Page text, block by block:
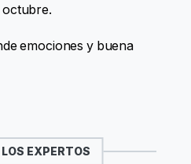
octubre.
emociones y buena
EXPERTOS